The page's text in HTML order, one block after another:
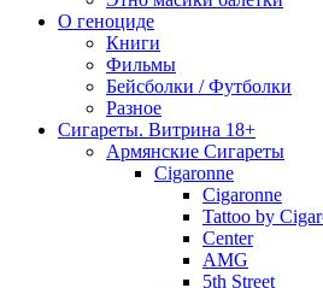
О геноциде
Книги
Фильмы
Бейсболки / Футболки
Разное
Сигареты. Витрина 18+
Армянские Сигареты
Cigaronne
Cigaronne
Tattoo by
Center
AMG
5th Street